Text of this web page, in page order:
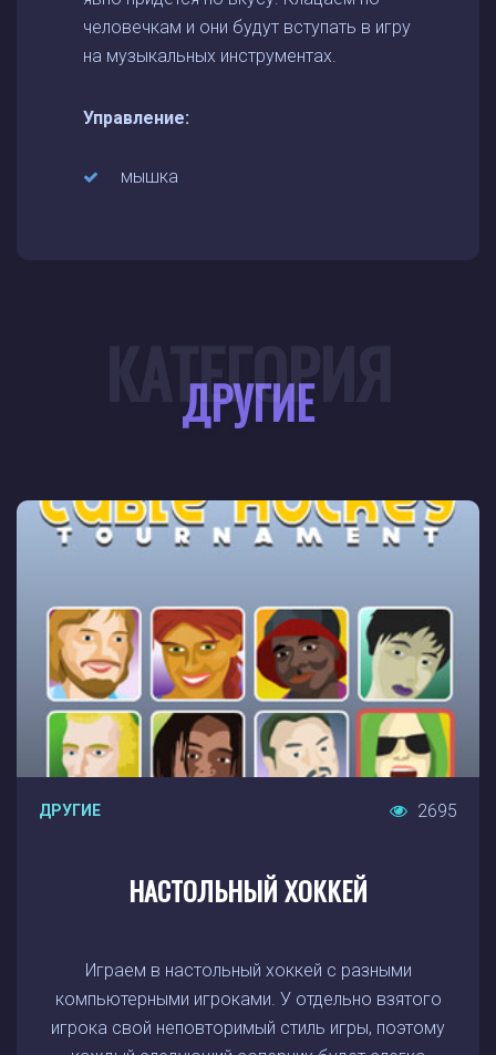
человечкам и они будут вступать в игру
на музыкальных инструментах.
Управление:
мышка
ДРУГИЕ
КАТЕГОРИЯ
ДРУГИЕ 2695
НАСТОЛЬНЫЙ ХОККЕЙ
Играем в настольный хоккей с разными
компьютерными игроками. У отдельно взятого
игрока свой неповторимый стиль игры, поэтому